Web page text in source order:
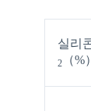
실리
2（%）